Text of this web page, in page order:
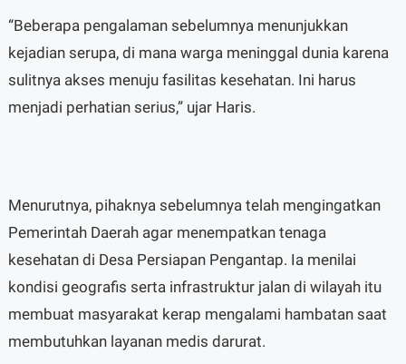
“Beberapa pengalaman sebelumnya menunjukkan
kejadian serupa, di mana warga meninggal dunia karena
sulitnya akses menuju fasilitas kesehatan. Ini harus
menjadi perhatian serius,” ujar Haris.
Menurutnya, pihaknya sebelumnya telah mengingatkan
Pemerintah Daerah agar menempatkan tenaga
kesehatan di Desa Persiapan Pengantap. Ia menilai
kondisi geografis serta infrastruktur jalan di wilayah itu
membuat masyarakat kerap mengalami hambatan saat
membutuhkan layanan medis darurat.